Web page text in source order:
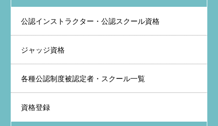
公認インストラクター・公認スクール資格
ジャッジ資格
各種公認制度被認定者・スクール一覧
資格登録